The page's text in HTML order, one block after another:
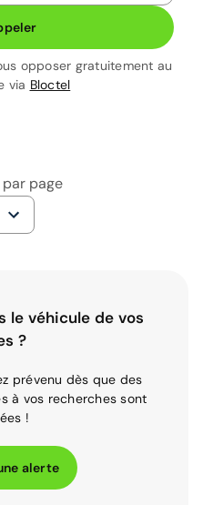
opposer gratuitement au
via Bloctel
page
le véhicule de vos
?
prévenu dès que des
à vos recherches sont
!
alerte